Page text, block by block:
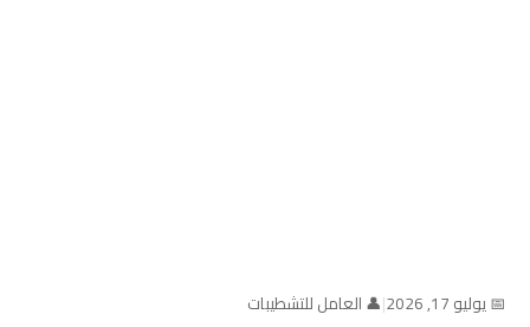
📅 يوليو 17, 2026 |👤 العامل للتشطيبات